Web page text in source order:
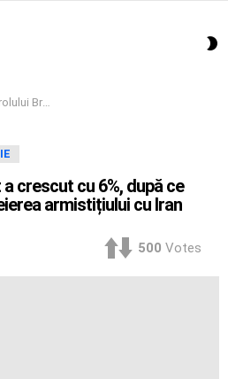
a anunțat încheierea armistițiului cu Iran
crescut cu 6%, după ce
armistițiului cu Iran
500 Votes